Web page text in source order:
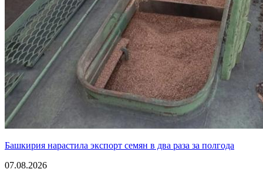
Башкирия нарастила экспорт семян в два раза за полгода
07.08.2026